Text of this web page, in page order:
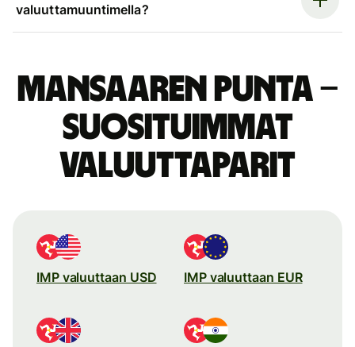
valuuttamuuntimella?
Mansaaren punta –
suosituimmat
valuuttaparit
IMP valuuttaan USD IMP valuuttaan EUR